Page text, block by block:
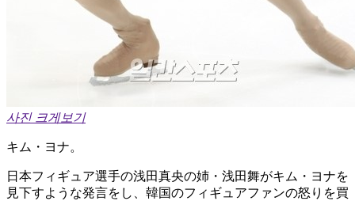
사진 크게보기
キム・ヨナ。
日本フィギュア選手の浅田真央の姉・浅田舞がキム・ヨナを
見下すような発言をし、韓国のフィギュアファンの怒りを買